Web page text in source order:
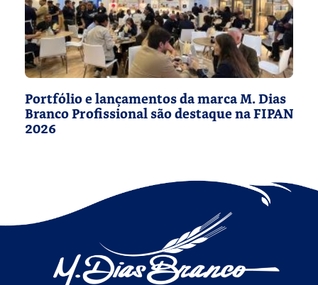
Portfólio e lançamentos da marca M. Dias
Branco Profissional são destaque na FIPAN
2026